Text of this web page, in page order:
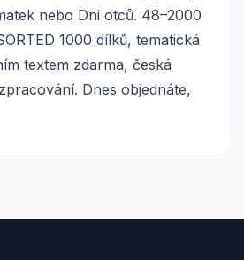
nebo Dni otců. 48–2000
1000 dílků, tematická
textem zdarma, česká
Dnes objednáte,